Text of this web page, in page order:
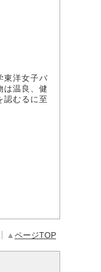
東洋女子バ
は温良、健
認むるに至
▲ページTOP